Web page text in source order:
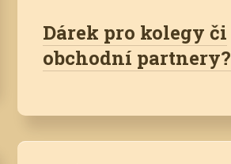
Dárek pro kolegy či
obchodní partnery?